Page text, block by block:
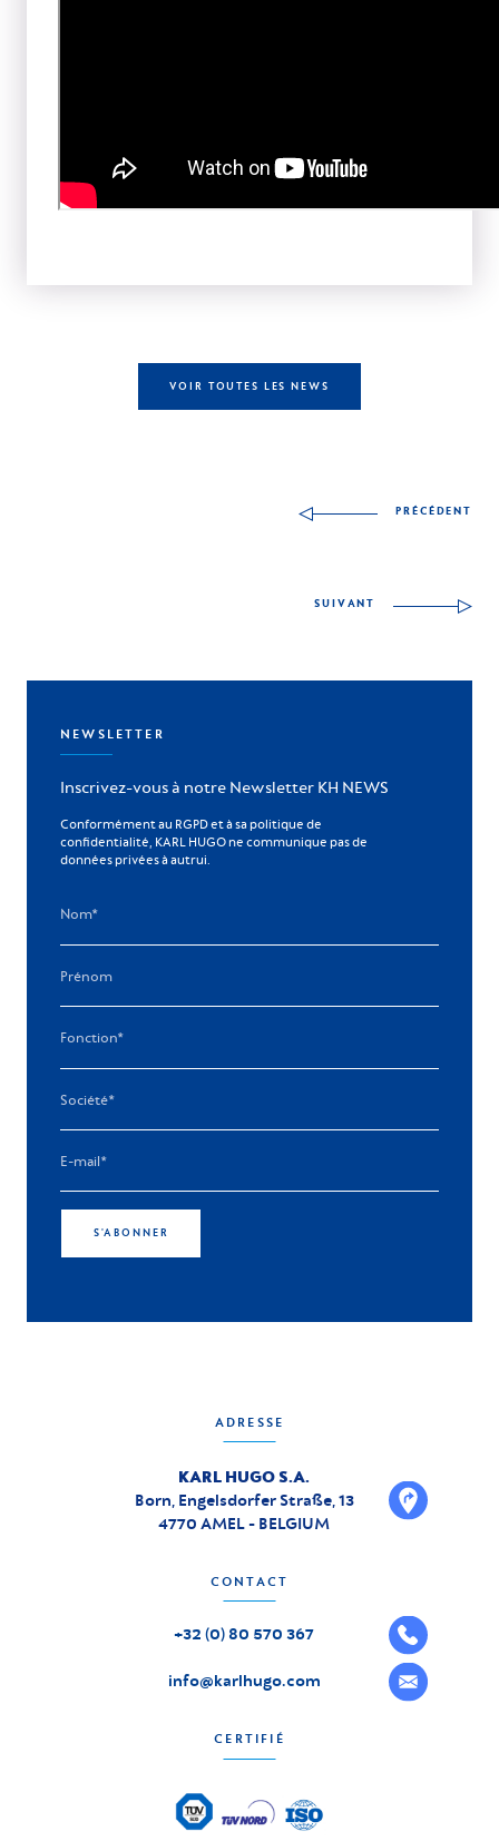
VOIR TOUTES LES NEWS
PRÉCÉDENT
SUIVANT
NEWSLETTER
Inscrivez-vous à notre Newsletter KH NEWS
Conformément au RGPD et à sa politique de
confidentialité, KARL HUGO ne communique pas de
données privées à autrui.
S'ABONNER
ADRESSE
KARL HUGO S.A.
Born, Engelsdorfer Straße, 13
4770 AMEL - BELGIUM
CONTACT
+32 (0) 80 570 367
info@karlhugo.com
CERTIFIÉ